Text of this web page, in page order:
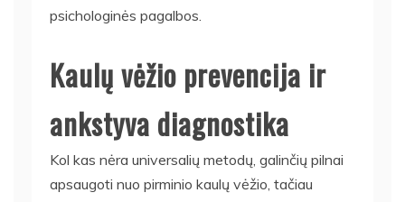
psichologinės pagalbos.
Kaulų vėžio prevencija ir
ankstyva diagnostika
Kol kas nėra universalių metodų, galinčių pilnai
apsaugoti nuo pirminio kaulų vėžio, tačiau